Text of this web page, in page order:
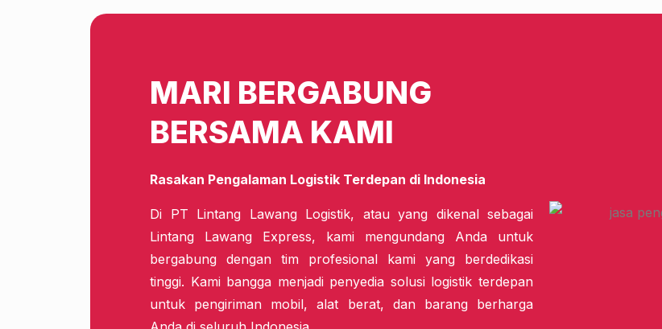
MARI BERGABUNG
BERSAMA KAMI
Rasakan Pengalaman Logistik Terdepan di Indonesia
Di PT Lintang Lawang Logistik, atau yang dikenal sebagai
Lintang Lawang Express, kami mengundang Anda untuk
bergabung dengan tim profesional kami yang berdedikasi
tinggi. Kami bangga menjadi penyedia solusi logistik terdepan
untuk pengiriman mobil, alat berat, dan barang berharga